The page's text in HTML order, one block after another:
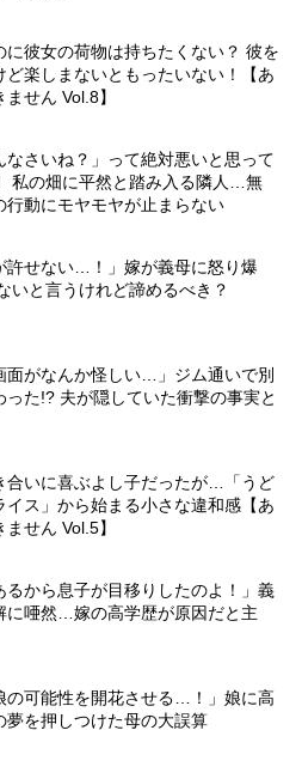
に彼女の荷物は持ちたくない？ 彼を
ど楽しまないともったいない！【あ
せん Vol.8】
なさいね？」って絶対悪いと思って
私の畑に平然と踏み入る隣人…無
行動にモヤモヤが止まらない
許せない…！」嫁が義母に怒り爆
いと言うけれど諦めるべき？
面がなんか怪しい…」ジム通いで別
った!? 夫が隠していた衝撃の事実と
合いに喜ぶよし子だったが…「うど
イス」から始まる小さな違和感【あ
せん Vol.5】
るから息子が目移りしたのよ！」義
に唖然…嫁の高学歴が原因だと主
の可能性を開花させる…！」娘に高
夢を押しつけた母の大誤算